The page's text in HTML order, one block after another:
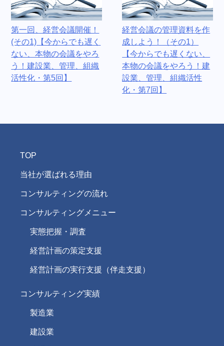
第一回、経営会議開催！
(その1)【今からでも遅く
ない、本物の会議をやろ
う！建設業、管理、組織
活性化・第5回】
経営会議の管理資料を作
成しよう！（その1）
【今からでも遅くない、
本物の会議をやろう！建
設業、管理、組織活性
化・第7回】
TOP
当社が選ばれる理由
コンサルティングの流れ
コンサルティングメニュー
実態把握・調査
経営計画の策定支援
経営計画の実行支援（伴走支援）
コンサルティング実績
製造業
建設業